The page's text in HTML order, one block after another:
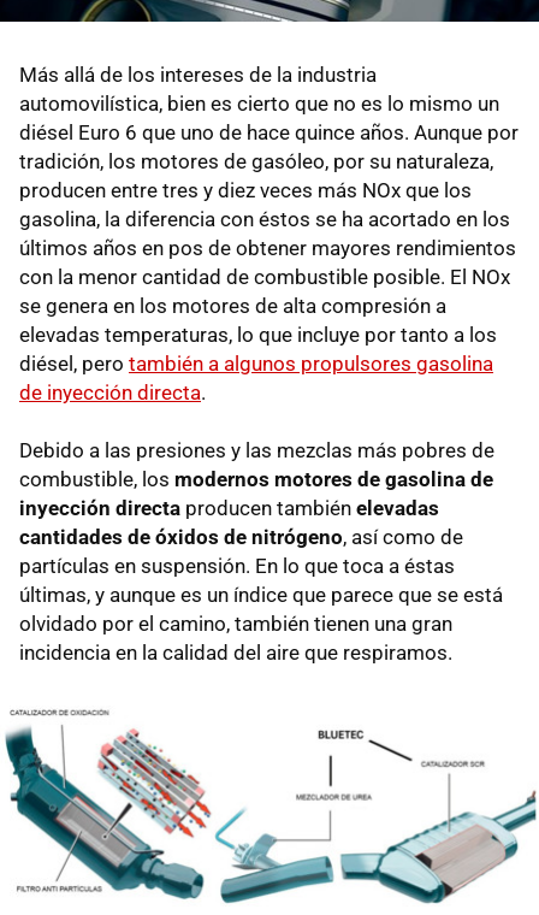
Más allá de los intereses de la industria
automovilística, bien es cierto que no es lo mismo un
diésel Euro 6 que uno de hace quince años. Aunque por
tradición, los motores de gasóleo, por su naturaleza,
producen entre tres y diez veces más NOx que los
gasolina, la diferencia con éstos se ha acortado en los
últimos años en pos de obtener mayores rendimientos
con la menor cantidad de combustible posible. El NOx
se genera en los motores de alta compresión a
elevadas temperaturas, lo que incluye por tanto a los
diésel, pero también a algunos propulsores gasolina
de inyección directa.
Debido a las presiones y las mezclas más pobres de
combustible, los modernos motores de gasolina de
inyección directa producen también elevadas
cantidades de óxidos de nitrógeno, así como de
partículas en suspensión. En lo que toca a éstas
últimas, y aunque es un índice que parece que se está
olvidado por el camino, también tienen una gran
incidencia en la calidad del aire que respiramos.